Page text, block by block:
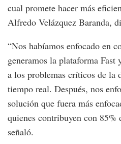
cual promete hacer más
Alfredo Velázquez Baranda,
“Nos habíamos enfocado en
generamos la plataforma
a los problemas críticos de la
tiempo real. Después, nos
solución que fuera más
quienes contribuyen con 85%
señaló.